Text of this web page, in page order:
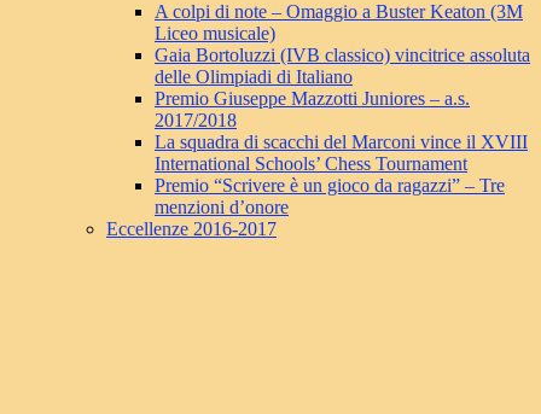
A colpi di note – Omaggio a Buster Keaton (3M
Liceo musicale)
Gaia Bortoluzzi (IVB classico) vincitrice assoluta
delle Olimpiadi di Italiano
Premio Giuseppe Mazzotti Juniores – a.s.
2017/2018
La squadra di scacchi del Marconi vince il XVIII
International Schools’ Chess Tournament
Premio “Scrivere è un gioco da ragazzi” – Tre
menzioni d’onore
Eccellenze 2016-2017